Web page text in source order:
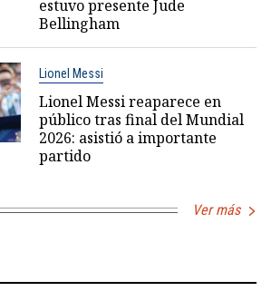
estuvo presente Jude
Bellingham
Lionel Messi
Lionel Messi reaparece en
público tras final del Mundial
2026: asistió a importante
partido
Ver más